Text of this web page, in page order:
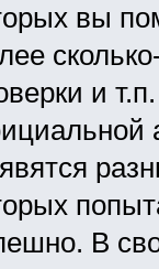
вы
и
В